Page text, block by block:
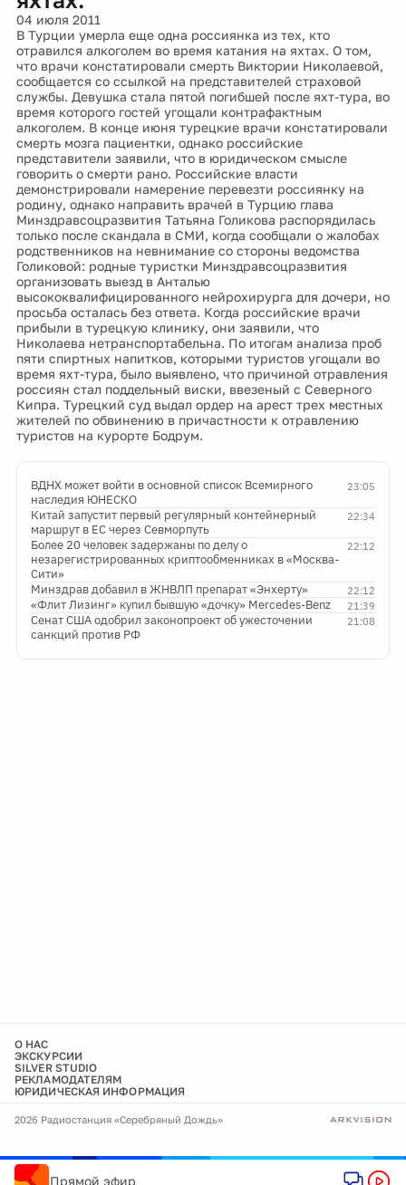
04 июля 2011
В Турции умерла еще одна россиянка из тех, кто
отравился алкоголем во время катания на яхтах. О том,
что врачи констатировали смерть Виктории Николаевой,
сообщается со ссылкой на представителей страховой
службы. Девушка стала пятой погибшей после яхт-тура, во
время которого гостей угощали контрафактным
алкоголем. В конце июня турецкие врачи констатировали
смерть мозга пациентки, однако российские
представители заявили, что в юридическом смысле
говорить о смерти рано. Российские власти
демонстрировали намерение перевезти россиянку на
родину, однако направить врачей в Турцию глава
Минздравсоцразвития Татьяна Голикова распорядилась
только после скандала в СМИ, когда сообщали о жалобах
родственников на невнимание со стороны ведомства
Голиковой: родные туристки Минздравсоцразвития
организовать выезд в Анталью
высококвалифицированного нейрохирурга для дочери, но
просьба осталась без ответа. Когда российские врачи
прибыли в турецкую клинику, они заявили, что
Николаева нетранспортабельна. По итогам анализа проб
пяти спиртных напитков, которыми туристов угощали во
время яхт-тура, было выявлено, что причиной отравления
россиян стал поддельный виски, ввезеный с Северного
Кипра. Турецкий суд выдал ордер на арест трех местных
жителей по обвинению в причастности к отравлению
туристов на курорте Бодрум.
23:05
ВДНХ может войти в основной список Всемирного
наследия ЮНЕСКО
22:34
Китай запустит первый регулярный контейнерный
маршрут в ЕС через Севморпуть
22:12
Более 20 человек задержаны по делу о
незарегистрированных криптообменниках в «Москва-
Сити»
22:12
Минздрав добавил в ЖНВЛП препарат «Энхерту»
21:39
«Флит Лизинг» купил бывшую «дочку» Mercedes-Benz
21:08
Сенат США одобрил законопроект об ужесточении
санкций против РФ
О НАС
ЭКСКУРСИИ
SILVER STUDIO
РЕКЛАМОДАТЕЛЯМ
ЮРИДИЧЕСКАЯ ИНФОРМАЦИЯ
2026 Радиостанция «Серебряный Дождь»
Прямой эфир